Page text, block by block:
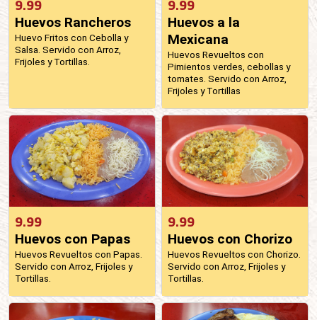
9.99
Huevos Rancheros
Huevo Fritos con Cebolla y
Salsa. Servido con Arroz,
Frijoles y Tortillas.
9.99
Huevos a la
Mexicana
Huevos Revueltos con
Pimientos verdes, cebollas y
tomates. Servido con Arroz,
Frijoles y Tortillas
9.99
Huevos con Papas
Huevos Revueltos con Papas.
Servido con Arroz, Frijoles y
Tortillas.
9.99
Huevos con Chorizo
Huevos Revueltos con Chorizo.
Servido con Arroz, Frijoles y
Tortillas.